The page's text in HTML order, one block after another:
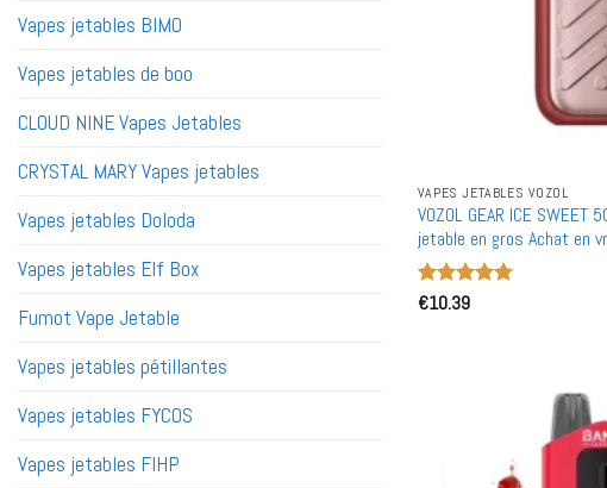
Vapes jetables BIMO
Vapes jetables de boo
CLOUD NINE Vapes Jetables
CRYSTAL MARY Vapes jetables
Vapes jetables Doloda
Vapes jetables Elf Box
Fumot Vape Jetable
Vapes jetables pétillantes
Vapes jetables FYCOS
Vapes jetables FIHP
VAPES JETABLES VOZOL
VOZOL GEAR ICE
jetable en gros Achat en
Note5
€10.39